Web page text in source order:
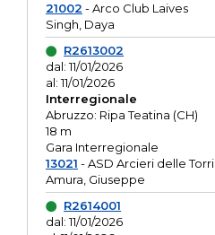
21002 - Arco Club Laives
Singh, Daya
R2613002
dal: 11/01/2026
al: 11/01/2026
Interregionale
Abruzzo: Ripa Teatina (CH)
18 m
Gara Interregionale
13021 - ASD Arcieri delle Torri
Amura, Giuseppe
R2614001
dal: 11/01/2026